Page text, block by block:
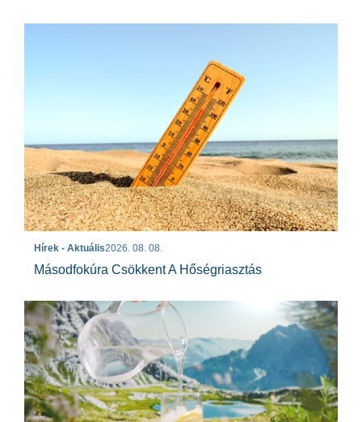
Hírek - Aktuális2026. 08. 08.
Másodfokúra Csökkent A Hőségriasztás